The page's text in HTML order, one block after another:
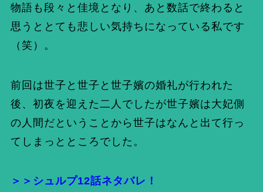
物語も段々と佳境となり、あと数話で終わると
思うととても悲しい気持ちになっている私です
（笑）。
前回は世子と世子と世子嬪の婚礼が行われた
後、初夜を迎えた二人でしたが世子嬪は大妃側
の人間だということから世子はなんと出て行っ
てしまっとところでした。
＞＞ シュルプ12話ネタバレ！